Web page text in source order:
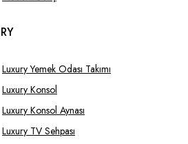
Luxury Yemek Odası Takımı
Luxury Konsol
Luxury Konsol Aynası
Luxury TV Sehpası